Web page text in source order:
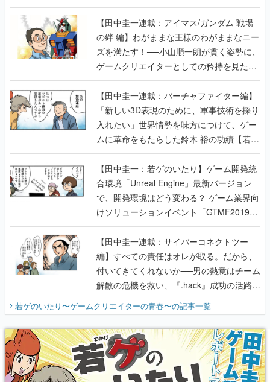
【田中圭一連載：アイマス/ガンダム 戦場
の絆 編】わがままな王様のわがままなニー
ズを満たす！──小山順一朗が貫く姿勢に、
ゲームクリエイターとしての矜持を見た
【若ゲのいたり最終回】
【田中圭一連載：バーチャファイター編】
「新しい3D表現のために、軍事技術を採り
入れたい」世界情勢を味方につけて、ゲー
ムに革命をもたらした鈴木 裕の功績【若ゲ
のいたり】
【田中圭一：若ゲのいたり】ゲーム開発統
合環境「Unreal Engine」最新バージョン
で、開発環境はどう変わる？ ゲーム業界向
けソリューションイベント「GTMF2019」
に行って、より理解を深めよう【PR】
【田中圭一連載：サイバーコネクトツー
編】すべての責任はオレが取る。だから、
付いてきてくれないか──男の熱意はチーム
解散の危機を救い、『.hack』成功の活路を
開く。業界の快男児・松山 洋に流れる血は
『少年ジャンプ』色だった【若ゲのいた
り】
若ゲのいたり〜ゲームクリエイターの青春〜の記事一覧